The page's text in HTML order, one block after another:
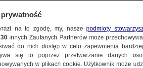
prywatność
na to zgodę, my, naszepodmioty
30 innych Zaufanych Partnerów może
do nich dostęp w celu zapewnienia
się to poprzez przetwarzanie danych
w plikach cookie. Użytkownik może